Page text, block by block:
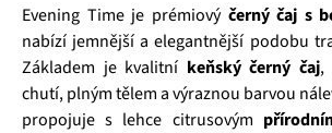
Evening Time je prémiový černý čaj s
nabízí jemnější a elegantnější podobu
Základem je kvalitní keňský černý čaj,
chutí, plným tělem a výraznou barvou
propojuje s lehce citrusovým